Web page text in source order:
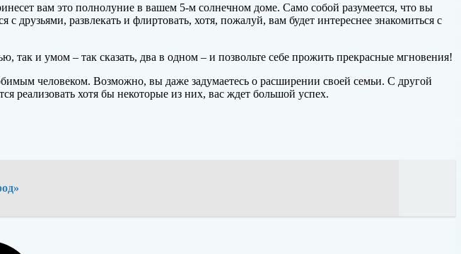
вам это полнолуние в вашем 5-м солнечном доме. Само собой разумеется, что вы
с друзьями, развлекать и флиртовать, хотя, пожалуй, вам будет интереснее знакомиться с
и умом – так сказать, два в одном – и позвольте себе прожить прекрасные мгновения!
человеком. Возможно, вы даже задумаетесь о расширении своей семьи. С другой
реализовать хотя бы некоторые из них, вас ждет большой успех.